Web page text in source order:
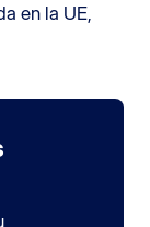
en la UE,